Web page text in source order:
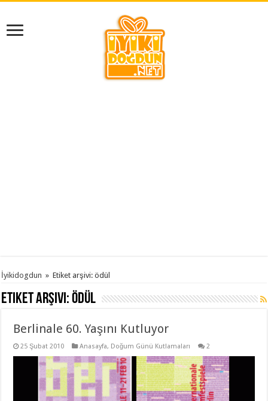
İyikidogdun » Etiket arşivi: ödül
Etiket arşivi:ödül
Berlinale 60. Yaşını Kutluyor
25 Şubat 2010 Anasayfa, Doğum Günü Kutlamaları 2